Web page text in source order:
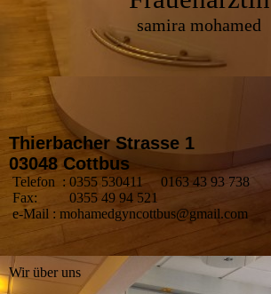
samira mohamed
Thierbacher Strasse 1
03048 Cottbus
Telefon : 0355 530411 0163 43 93 738
Fax: 0355 49 94 521
e-Mail : mohamedgyncottbus@gmail.com
Wir über uns